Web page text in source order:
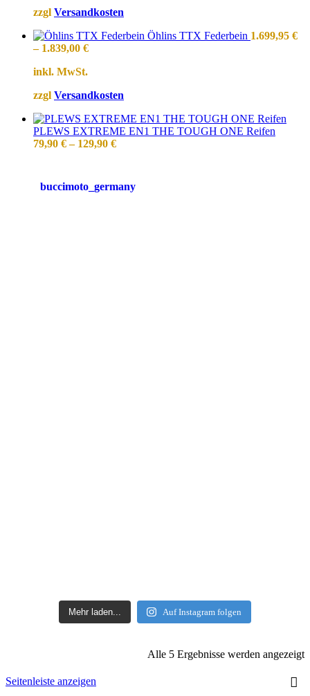
zzgl Versandkosten
Öhlins TTX Federbein 1.699,95 €
– 1.839,00 €
inkl. MwSt.
zzgl Versandkosten
PLEWS EXTREME EN1 THE TOUGH ONE Reifen
79,90 €– 129,90 €
buccimoto_germany
Mehr laden... Auf Instagram folgen
Alle 5 Ergebnisse werden angezeigt
Seitenleiste anzeigen